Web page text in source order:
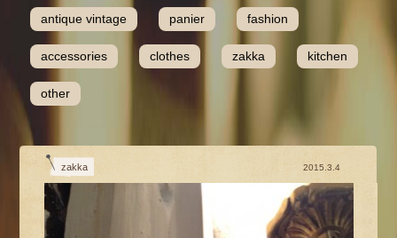
antique vintage panier fashion
accessories clothes zakka kitchen
other
zakka 2015.3.4